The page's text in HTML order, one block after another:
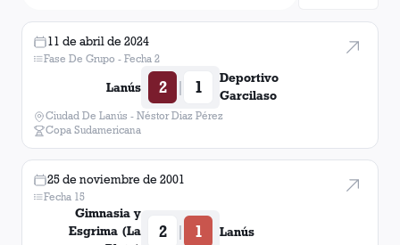
11 de abril de 2024
Fase De Grupo - Fecha 2
Lanús 2 | 1
Deportivo
Garcilaso
Ciudad De Lanús - Néstor Diaz Pérez
Copa Sudamericana
25 de noviembre de 2001
Fecha 15
Gimnasia y
Esgrima (La
2 | 1 Lanús